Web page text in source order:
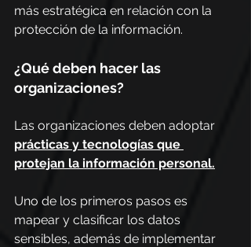
más estratégica en relación con la
protección de la información.
¿Qué deben hacer las
organizaciones?
Las organizaciones deben adoptar
prácticas y tecnologías que
protejan la información personal.
Uno de los primeros pasos es
mapear y clasificar los datos
sensibles, además de implementar